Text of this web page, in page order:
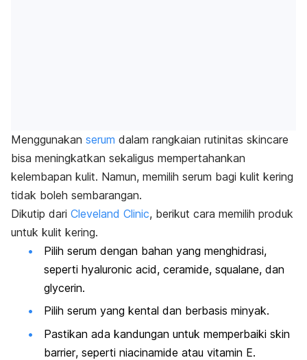
Menggunakan serum dalam rangkaian rutinitas skincare
bisa meningkatkan sekaligus mempertahankan
kelembapan kulit. Namun, memilih serum bagi kulit kering
tidak boleh sembarangan.
Dikutip dari Cleveland Clinic, berikut cara memilih produk
untuk kulit kering.
Pilih serum dengan bahan yang menghidrasi,
seperti hyaluronic acid, ceramide, squalane, dan
glycerin.
Pilih serum yang kental dan berbasis minyak.
Pastikan ada kandungan untuk memperbaiki skin
barrier, seperti niacinamide atau vitamin E.